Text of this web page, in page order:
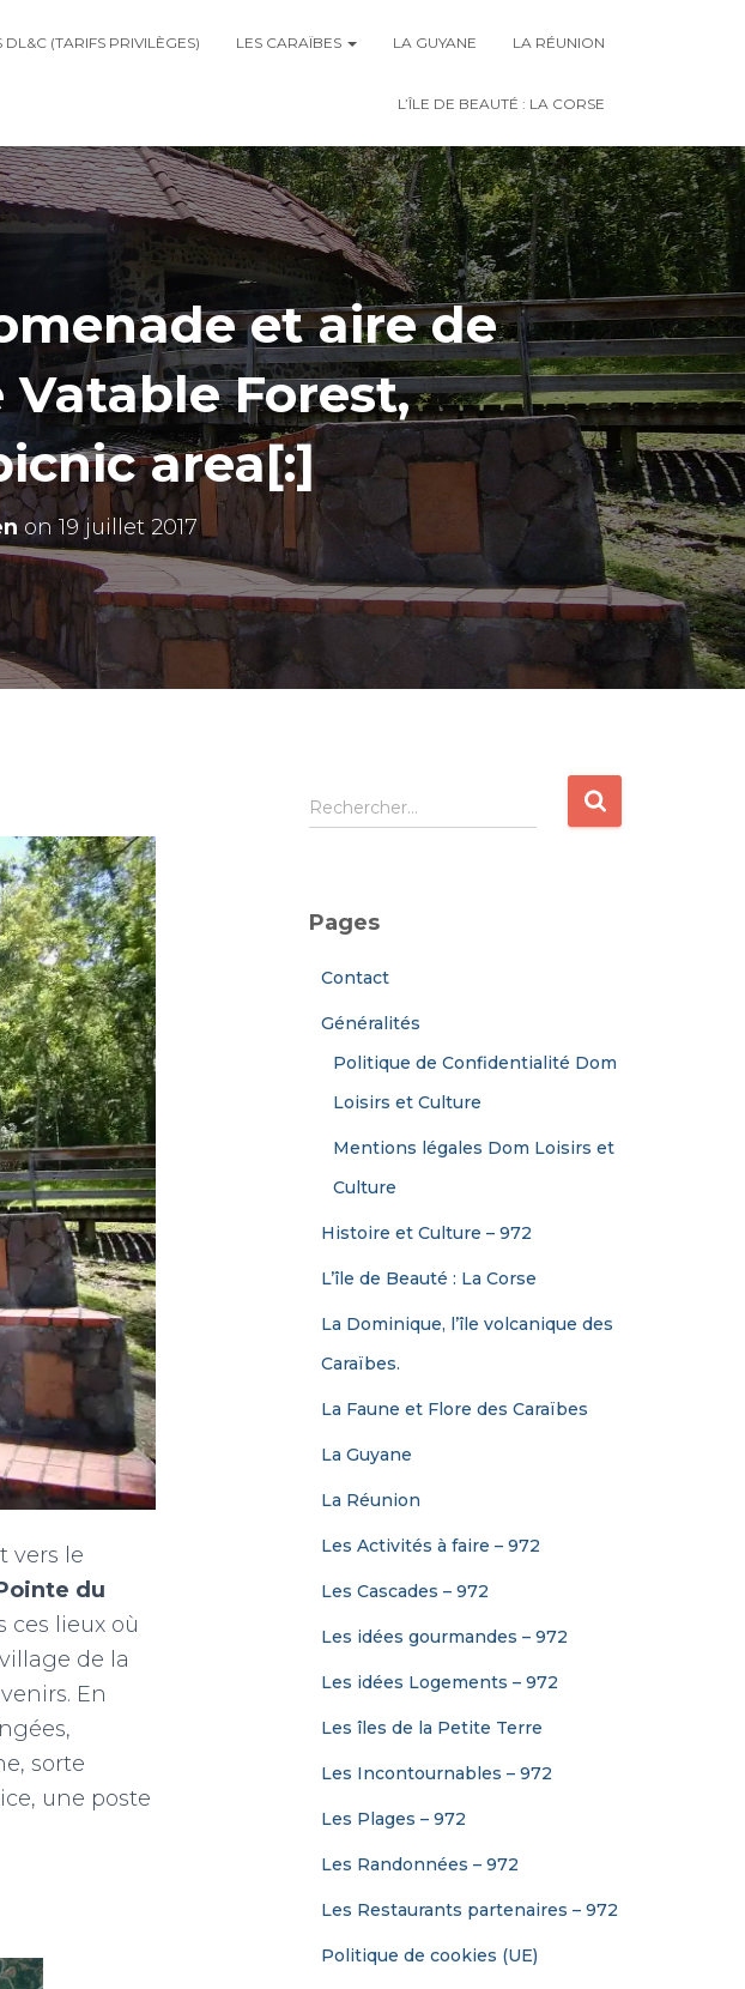
(TARIFS PRIVILÈGES) LES CARAÏBES LA GUYANE LA RÉUNION
L’ÎLE DE BEAUTÉ : LA CORSE
et aire de
Forest,
area[:]
on 19 juillet 2017
vers le
du
ces lieux où
de la
En
sorte
une poste
R
e
r
Rechercher…
Pages
Contact
Généralités
Politique de Confidentialité Dom
Loisirs et Culture
Mentions légales Dom Loisirs et
Culture
Histoire et Culture – 972
L’île de Beauté : La Corse
La Dominique, l’île volcanique des
Caraïbes.
La Faune et Flore des Caraïbes
La Guyane
La Réunion
Les Activités à faire – 972
Les Cascades – 972
Les idées gourmandes – 972
Les idées Logements – 972
Les îles de la Petite Terre
Les Incontournables – 972
Les Plages – 972
Les Randonnées – 972
Les Restaurants partenaires – 972
Politique de cookies (UE)